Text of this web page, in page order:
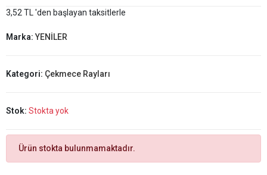
3,52 TL 'den başlayan taksitlerle
Marka:YENİLER
Kategori: Çekmece Rayları
Stok: Stokta yok
Ürün stokta bulunmamaktadır.